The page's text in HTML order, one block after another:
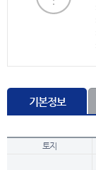
기본정보
토지